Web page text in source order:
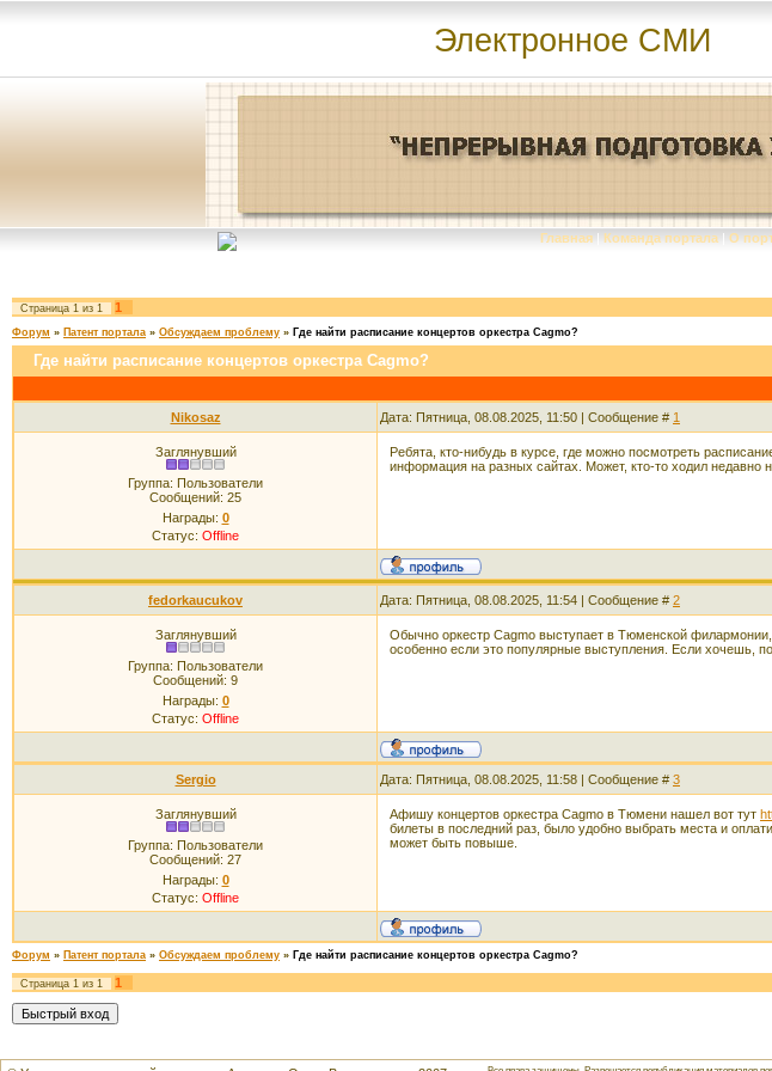
Электронное СМИ
Главная | Команда портала | О
Страница 1 из 1 1
Форум » Патент портала » Обсуждаем проблему » Где найти расписание концертов оркестра Cagmo?
Где найти расписание концертов оркестра Cagmo?
Nikosaz Дата: Пятница, 08.08.2025, 11:50 | Сообщение # 1
Заглянувший
Группа: Пользователи
Сообщений: 25
Награды: 0
Статус: Offline
Ребята, кто-нибудь в курсе, где можно посмотреть
информация на разных сайтах. Может, кто-то ходил недавно
fedorkaucukov Дата: Пятница, 08.08.2025, 11:54 | Сообщение # 2
Заглянувший
Группа: Пользователи
Сообщений: 9
Награды: 0
Статус: Offline
Обычно оркестр Cagmo выступает в Тюменской
особенно если это популярные выступления. Если хочешь,
Sergio Дата: Пятница, 08.08.2025, 11:58 | Сообщение # 3
Заглянувший
Группа: Пользователи
Сообщений: 27
Награды: 0
Статус: Offline
Афишу концертов оркестра Cagmo в Тюмени нашел вот тут
билеты в последний раз, было удобно выбрать места и
может быть повыше.
Форум » Патент портала » Обсуждаем проблему » Где найти расписание концертов оркестра Cagmo?
Страница 1 из 1
1